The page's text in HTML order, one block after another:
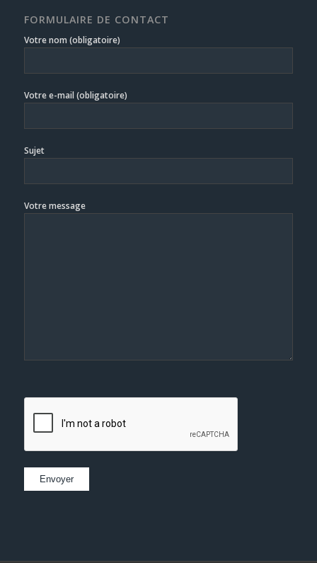
FORMULAIRE DE CONTACT
Votre nom (obligatoire)
Votre e-mail (obligatoire)
Sujet
Votre message